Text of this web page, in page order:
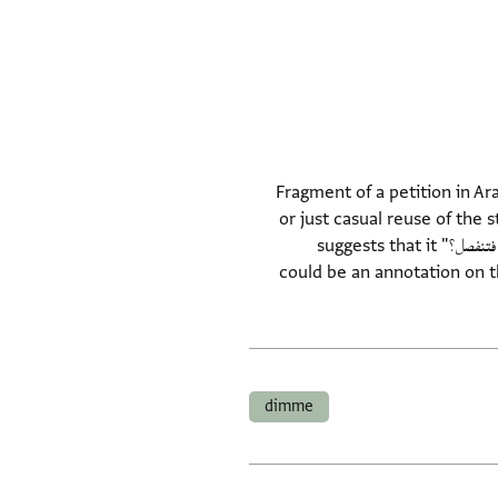
Fragment of a petition in
or just casual reuse of the
hand. One of the interspersed phrases; "وانا احتاج الى مجي مولاي الشيخ وسعادته لي في الامور التي لا يصلح لها عنده فتنفصل؟" suggests that it
could be an annotation on
dimme